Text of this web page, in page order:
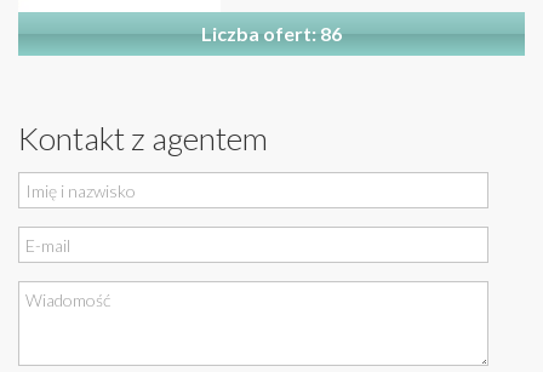
Liczba ofert: 86
Kontakt z agentem